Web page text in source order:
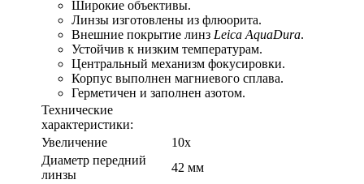
Широкие объективы.
Линзы изготовлены из флюорита.
Внешние покрытие линз Leica AquaDura.
Устойчив к низким температурам.
Центральный механизм фокусировки.
Корпус выполнен магниевого сплава.
Герметичен и заполнен азотом.
Технические
характеристики:
Увеличение
10x
Диаметр передний
линзы
42 мм